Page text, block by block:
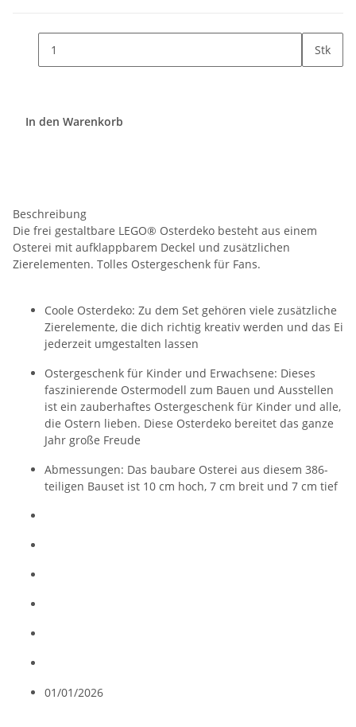
Stk
In den Warenkorb
Beschreibung
Die frei gestaltbare LEGO® Osterdeko besteht aus einem
Osterei mit aufklappbarem Deckel und zusätzlichen
Zierelementen. Tolles Ostergeschenk für Fans.
Coole Osterdeko: Zu dem Set gehören viele zusätzliche
Zierelemente, die dich richtig kreativ werden und das Ei
jederzeit umgestalten lassen
Ostergeschenk für Kinder und Erwachsene: Dieses
faszinierende Ostermodell zum Bauen und Ausstellen
ist ein zauberhaftes Ostergeschenk für Kinder und alle,
die Ostern lieben. Diese Osterdeko bereitet das ganze
Jahr große Freude
Abmessungen: Das baubare Osterei aus diesem 386-
teiligen Bauset ist 10 cm hoch, 7 cm breit und 7 cm tief
01/01/2026